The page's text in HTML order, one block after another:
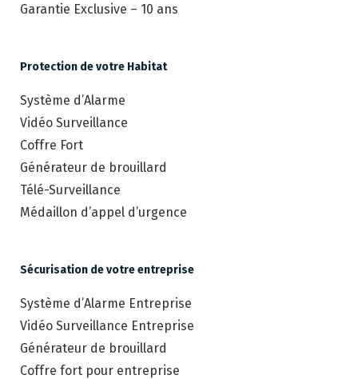
Garantie Exclusive – 10 ans
Protection de votre Habitat
Système d’Alarme
Vidéo Surveillance
Coffre Fort
Générateur de brouillard
Télé-Surveillance
Médaillon d’appel d’urgence
Sécurisation de votre entreprise
Système d’Alarme Entreprise
Vidéo Surveillance Entreprise
Générateur de brouillard
Coffre fort pour entreprise